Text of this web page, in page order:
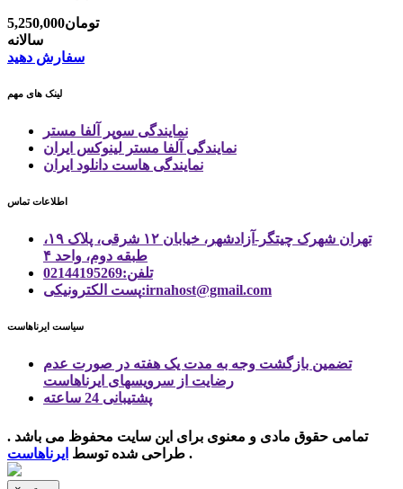
5,250,000تومان
سالانه
سفارش دهید
لینک های مهم
نمایندگی سوپر آلفا مستر
نمایندگی آلفا مستر لینوکس ایران
نمایندگی هاست دانلود ایران
اطلاعات تماس
تهران شهرک چیتگر-آزادشهر، خیابان ۱۲ شرقی، پلاک ۱۹،
طبقه دوم، واحد ۴
تلفن:02144195269
پست الكترونیكی:irnahost@gmail.com
سیاست ایرناهاست
تضمین بازگشت وجه به مدت یک هفته در صورت عدم
رضایت از سرویسهای ایرناهاست
پشتیبانی 24 ساعته
تمامی حقوق مادی و معنوی برای این سایت محفوظ می باشد .
طراحی شده توسط ایرناهاست .